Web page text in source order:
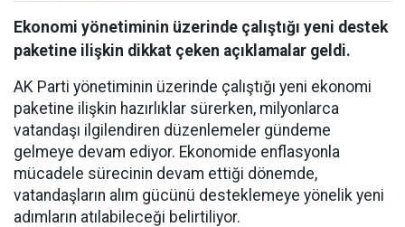
Ekonomi yönetiminin üzerinde çalıştığı yeni destek
paketine ilişkin dikkat çeken açıklamalar geldi.
AK Parti yönetiminin üzerinde çalıştığı yeni ekonomi
paketine ilişkin hazırlıklar sürerken, milyonlarca
vatandaşı ilgilendiren düzenlemeler gündeme
gelmeye devam ediyor. Ekonomide enflasyonla
mücadele sürecinin devam ettiği dönemde,
vatandaşların alım gücünü desteklemeye yönelik yeni
adımların atılabileceği belirtiliyor.